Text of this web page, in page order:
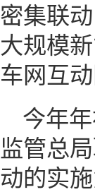
密集联
大规模
车网互
今年
监管总
动的实